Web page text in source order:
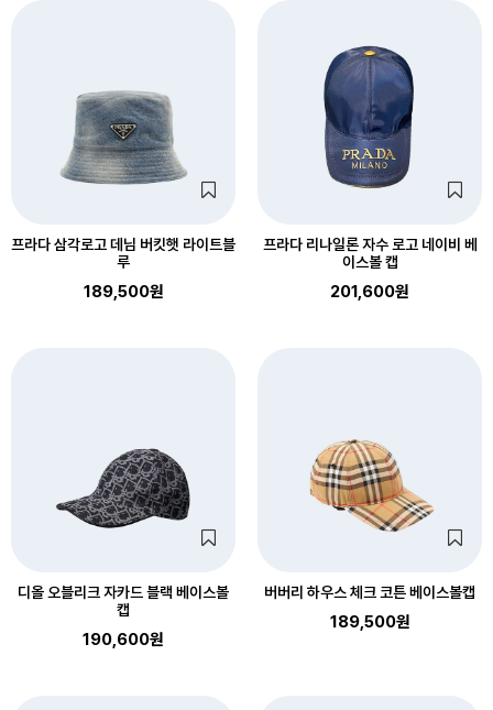
프라다 삼각로고 데님 버킷햇 라이트블
루
189,500원
프라다 리나일론 자수 로고 네이비 베
이스볼 캡
201,600원
디올 오블리크 자카드 블랙 베이스볼
캡
190,600원
버버리 하우스 체크 코튼 베이스볼캡
189,500원